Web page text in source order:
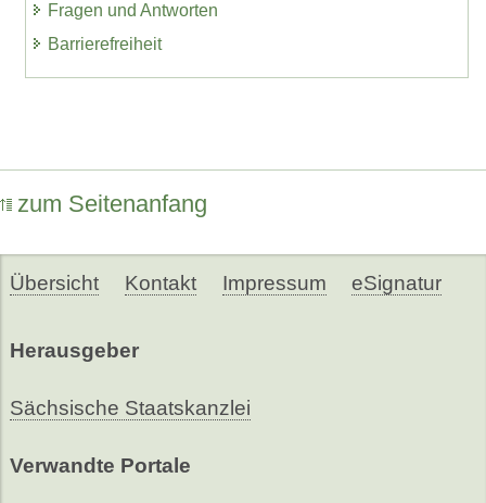
Fragen und Antworten
Barrierefreiheit
zum Seitenanfang
Übersicht Kontakt Impressum eSignatur
Herausgeber
Sächsische Staatskanzlei
Verwandte Portale